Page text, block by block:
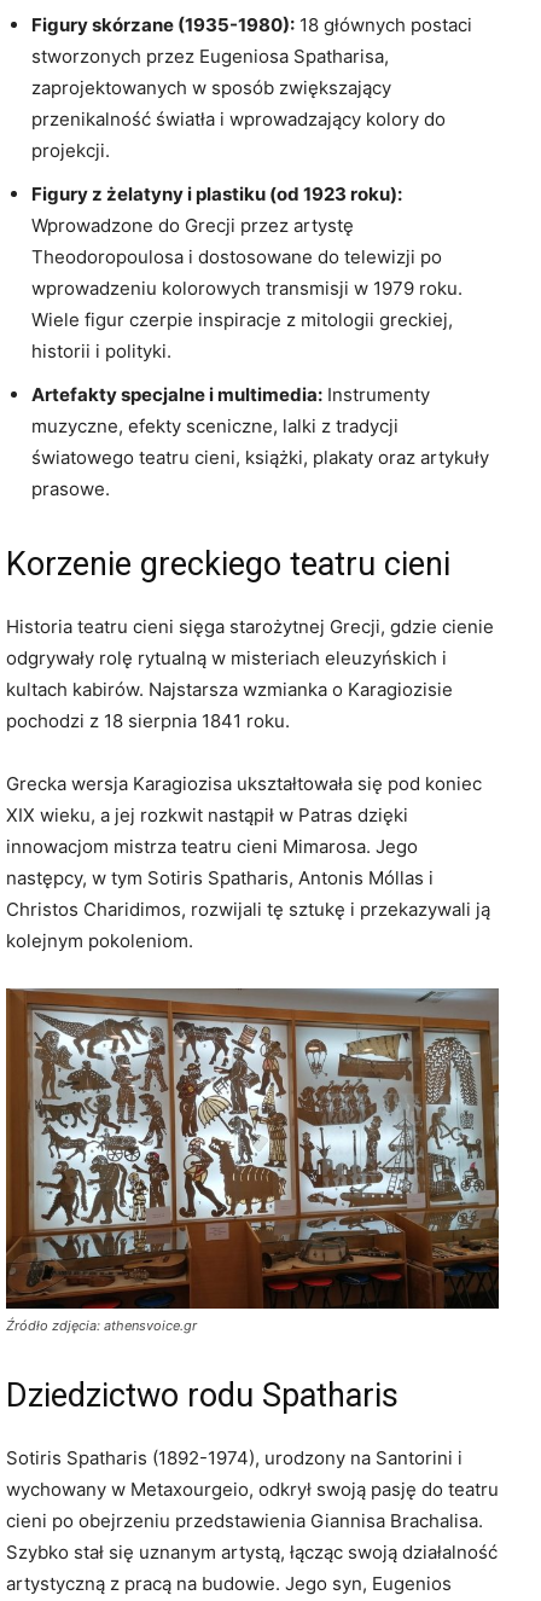
Figury skórzane (1935-1980): 18 głównych postaci
stworzonych przez Eugeniosa Spatharisa,
zaprojektowanych w sposób zwiększający
przenikalność światła i wprowadzający kolory do
projekcji.
Figury z żelatyny i plastiku (od 1923 roku):
Wprowadzone do Grecji przez artystę
Theodoropoulosa i dostosowane do telewizji po
wprowadzeniu kolorowych transmisji w 1979 roku.
Wiele figur czerpie inspiracje z mitologii greckiej,
historii i polityki.
Artefakty specjalne i multimedia: Instrumenty
muzyczne, efekty sceniczne, lalki z tradycji
światowego teatru cieni, książki, plakaty oraz artykuły
prasowe.
Korzenie greckiego teatru cieni
Historia teatru cieni sięga starożytnej Grecji, gdzie cienie
odgrywały rolę rytualną w misteriach eleuzyńskich i
kultach kabirów. Najstarsza wzmianka o Karagiozisie
pochodzi z 18 sierpnia 1841 roku.
Grecka wersja Karagiozisa ukształtowała się pod koniec
XIX wieku, a jej rozkwit nastąpił w Patras dzięki
innowacjom mistrza teatru cieni Mimarosa. Jego
następcy, w tym Sotiris Spatharis, Antonis Móllas i
Christos Charidimos, rozwijali tę sztukę i przekazywali ją
kolejnym pokoleniom.
Źródło zdjęcia: athensvoice.gr
Dziedzictwo rodu Spatharis
Sotiris Spatharis (1892-1974), urodzony na Santorini i
wychowany w Metaxourgeio, odkrył swoją pasję do teatru
cieni po obejrzeniu przedstawienia Giannisa Brachalisa.
Szybko stał się uznanym artystą, łącząc swoją działalność
artystyczną z pracą na budowie. Jego syn, Eugenios